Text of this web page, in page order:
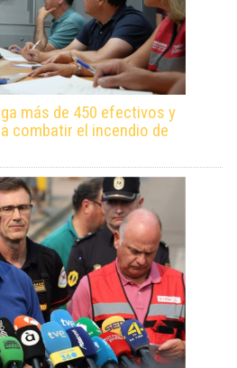
más de 450 efectivos y
combatir el incendio de